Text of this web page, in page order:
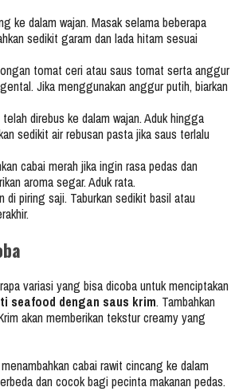
ke dalam wajan. Masak selama beberapa
sedikit garam dan lada hitam sesuai
tomat ceri atau saus tomat serta anggur
Jika menggunakan anggur putih, biarkan
direbus ke dalam wajan. Aduk hingga
sedikit air rebusan pasta jika saus terlalu
cabai merah jika ingin rasa pedas dan
aroma segar. Aduk rata.
piring saji. Taburkan sedikit basil atau
variasi yang bisa dicoba untuk menciptakan
seafood dengan saus krim. Tambahkan
akan memberikan tekstur creamy yang
cabai rawit cincang ke dalam
dan cocok bagi pecinta makanan pedas.